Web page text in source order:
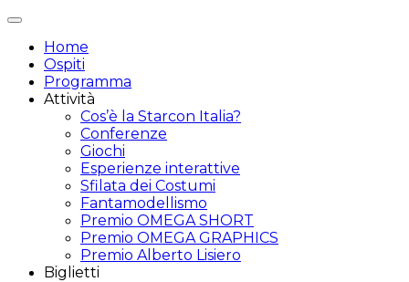
Attiva/disattiva
navigazione
Home
Ospiti
Programma
Attività
Cos’è la Starcon Italia?
Conferenze
Giochi
Esperienze interattive
Sfilata dei Costumi
Fantamodellismo
Premio OMEGA SHORT
Premio OMEGA GRAPHICS
Premio Alberto Lisiero
Biglietti